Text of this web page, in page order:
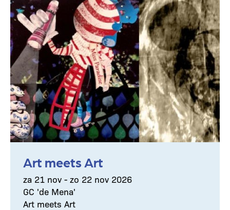
Art meets Art
za 21 nov - zo 22 nov 2026
GC 'de Mena'
Art meets Art